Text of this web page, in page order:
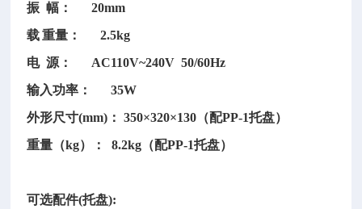
振 幅： 20mm
载 重量：
2.5kg
电源： AC110V~240V 50/60Hz
输入功率：
35W
外形尺寸(mm)： 350×320×130（配PP-1托盘）
重量（kg）： 8.2kg（配PP-1托盘）
可选配件(托盘):